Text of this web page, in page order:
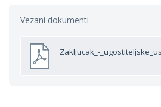
Vezani dokumenti
Zakljucak_-